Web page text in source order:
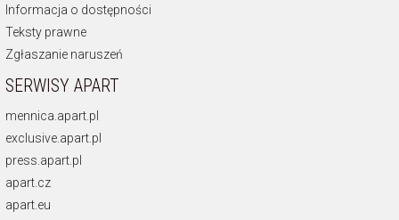
Informacja o dostępności
Teksty prawne
Zgłaszanie naruszeń
SERWISY APART
mennica.apart.pl
exclusive.apart.pl
press.apart.pl
apart.cz
apart.eu